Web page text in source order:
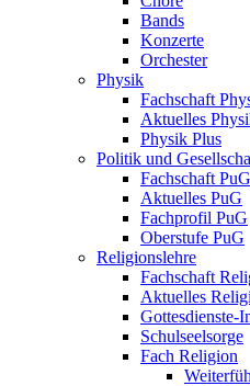
Bands
Konzerte
Orchester
Physik
Fachschaft
Aktuelles
Physik Plus
Politik und
Fachschaft PuG
Aktuelles PuG
Fachprofil PuG
Oberstufe PuG
Religionslehre
Fachschaft
Aktuelles
Gottesdienste-
Schulseelsorge
Fach Religion